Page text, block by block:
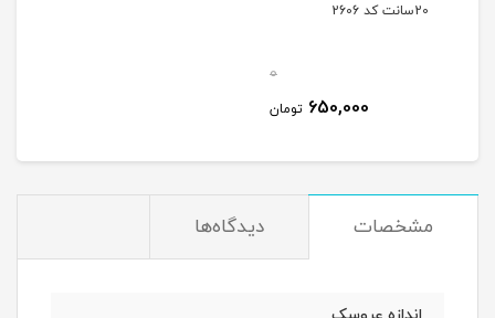
20سانت کد 2606
0
650,000 تومان
مشخصات دیدگاه‌ها